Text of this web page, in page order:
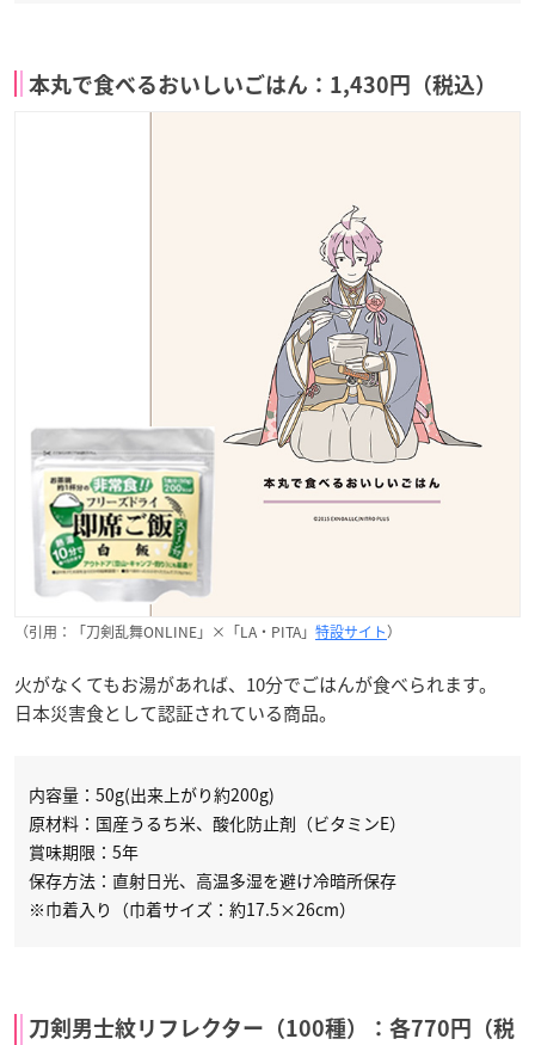
本丸で食べるおいしいごはん：1,430円（税込）
（引用：「刀剣乱舞ONLINE」×「LA・PITA」 特設サイト）
火がなくてもお湯があれば、10分でごはんが食べられます。
日本災害食として認証されている商品。
内容量：50g(出来上がり約200g)
原材料：国産うるち米、酸化防止剤（ビタミンE）
賞味期限：5年
保存方法：直射日光、高温多湿を避け冷暗所保存
※巾着入り（巾着サイズ：約17.5×26cm）
刀剣男士紋リフレクター（100種）：各770円（税